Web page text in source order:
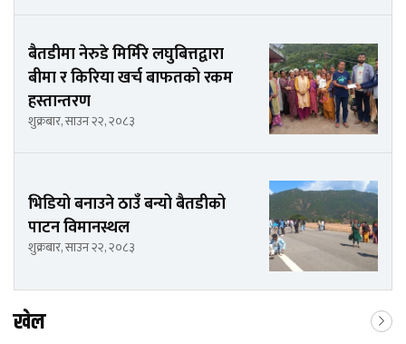
बैतडीमा नेरुडे मिर्मिरे लघुबित्तद्वारा
बीमा र किरिया खर्च बाफतको रकम
हस्तान्तरण
शुक्रबार, साउन २२, २०८३
भिडियो बनाउने ठाउँ बन्यो बैतडीको
पाटन विमानस्थल
शुक्रबार, साउन २२, २०८३
खेल